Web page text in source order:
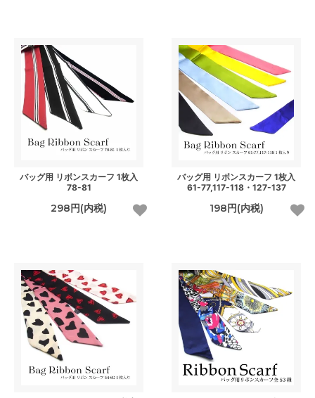
バッグ用 リボンスカーフ 1枚入
78-81
298円(内税)
バッグ用 リボンスカーフ 1枚入
61-77,117-118・127-137
198円(内税)